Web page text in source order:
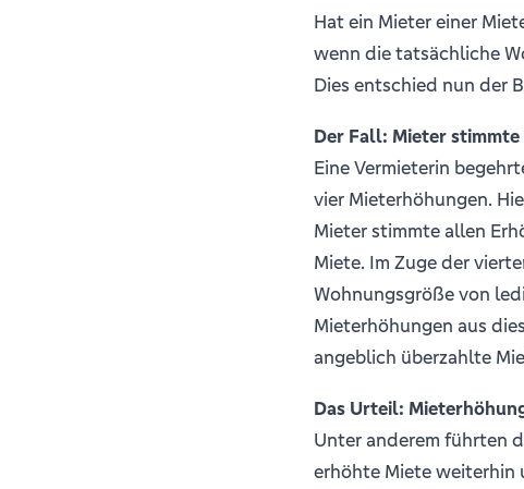
Hat ein Mieter einer
wenn die tatsächliche
Dies entschied nun der
Der Fall: Mieter
Eine Vermieterin
vier Mieterhöhungen.
Mieter stimmte allen
Miete. Im Zuge der
Wohnungsgröße von
Mieterhöhungen aus
angeblich überzahlte
Das Urteil:
Unter anderem führten
erhöhte Miete weiterhin